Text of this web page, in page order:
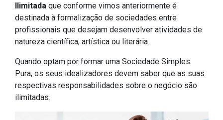
Ilimitada que conforme vimos anteriormente é
destinada à formalização de sociedades entre
profissionais que desejam desenvolver atividades de
natureza científica, artística ou literária.
Quando optam por formar uma Sociedade Simples
Pura, os seus idealizadores devem saber que as suas
respectivas responsabilidades sobre o negócio são
ilimitadas.